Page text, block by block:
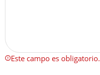
Este campo es obligatorio.